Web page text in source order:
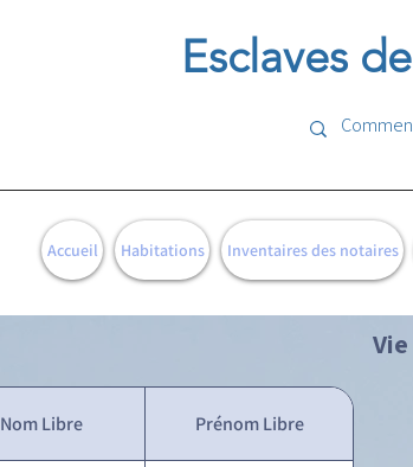
Esclaves
Accueil Habitations Inventaires des notaires
Nom Libre Prénom Libre